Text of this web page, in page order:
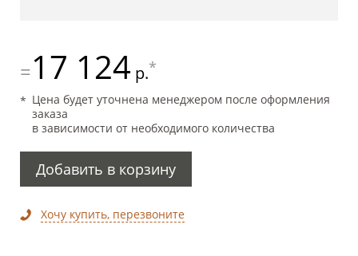
=17 124 р.*
Цена будет уточнена менеджером после оформления
заказа
в зависимости от необходимого количества
Добавить в корзину
Хочу купить, перезвоните